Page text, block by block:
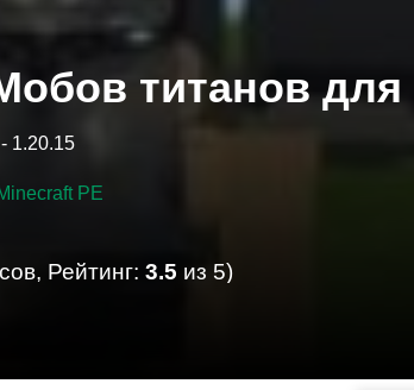
титанов для
1.20.15
PE
Рейтинг: 3.5 из 5)